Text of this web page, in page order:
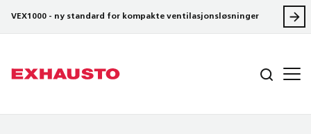
VEX1000 - ny standard for kompakte ventilasjonsløsninger